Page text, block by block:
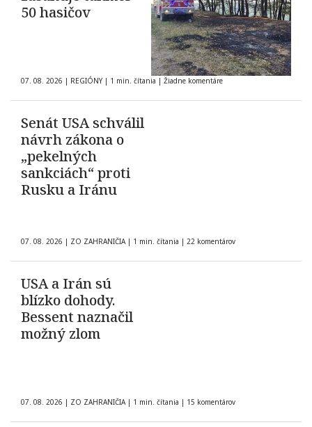
50 hasičov
07. 08. 2026 | REGIÓNY | 1 min. čítania | Žiadne komentáre
Senát USA schválil
návrh zákona o
„pekelných
sankciách“ proti
Rusku a Iránu
07. 08. 2026 | ZO ZAHRANIČIA | 1 min. čítania | 22 komentárov
USA a Irán sú
blízko dohody.
Bessent naznačil
možný zlom
07. 08. 2026 | ZO ZAHRANIČIA | 1 min. čítania | 15 komentárov